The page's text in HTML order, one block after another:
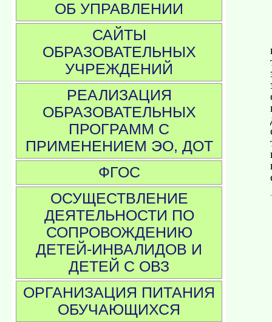
ОБ УПРАВЛЕНИИ
САЙТЫ
ОБРАЗОВАТЕЛЬНЫХ
УЧРЕЖДЕНИЙ
РЕАЛИЗАЦИЯ
ОБРАЗОВАТЕЛЬНЫХ
ПРОГРАММ С
ПРИМЕНЕНИЕМ ЭО, ДОТ
ФГОС
ОСУЩЕСТВЛЕНИЕ
ДЕЯТЕЛЬНОСТИ ПО
СОПРОВОЖДЕНИЮ
ДЕТЕЙ-ИНВАЛИДОВ И
ДЕТЕЙ С ОВЗ
ОРГАНИЗАЦИЯ ПИТАНИЯ
ОБУЧАЮЩИХСЯ